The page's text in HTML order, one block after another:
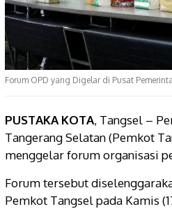
Forum OPD yang Digelar di Pusat
PUSTAKA KOTA, Tangsel –
Tangerang Selatan (Pemkot
menggelar forum organisasi
Forum tersebut
Pemkot Tangsel pada Kamis